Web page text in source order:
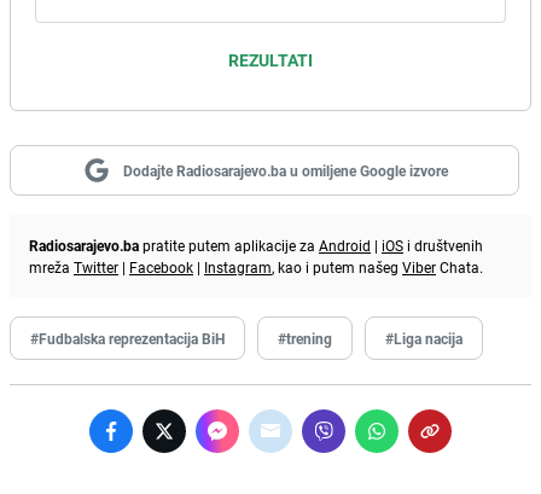
REZULTATI
Dodajte Radiosarajevo.ba u omiljene Google izvore
Radiosarajevo.bapratite putem aplikacije za Android | iOS i društvenih
mreža Twitter | Facebook | Instagram, kao i putem našeg ViberChata.
#Fudbalska reprezentacija BiH #trening #Liga nacija